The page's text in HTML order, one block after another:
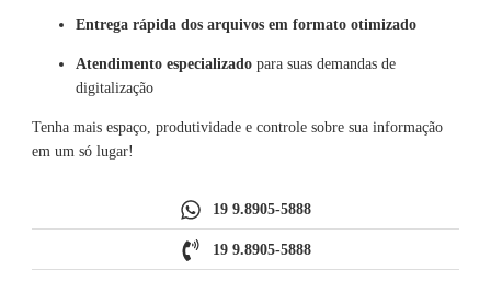
Entrega rápida dos arquivos em formato otimizado
Atendimento especializadopara suas demandas de
digitalização
Tenha mais espaço, produtividade e controle sobre sua informação
em um só lugar!
19 9.8905-5888
19 9.8905-5888